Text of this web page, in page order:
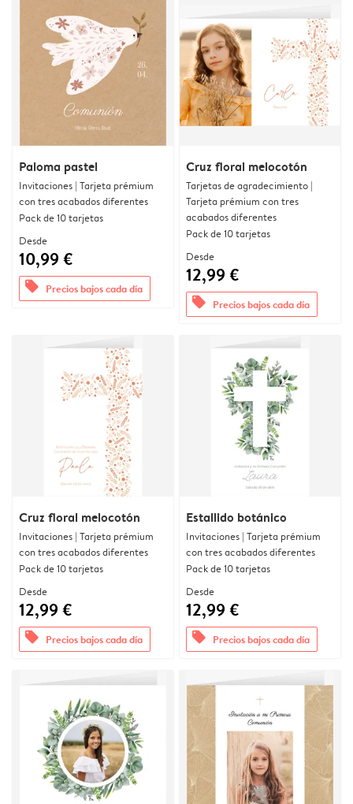
Paloma pastel
Invitaciones | Tarjeta prémium
con tres acabados diferentes
Pack de 10 tarjetas
Desde
10,99 €
offers Precios bajos cada día
Cruz floral melocotón
Tarjetas de agradecimiento |
Tarjeta prémium con tres
acabados diferentes
Pack de 10 tarjetas
Desde
12,99 €
offers Precios bajos cada día
Cruz floral melocotón
Invitaciones | Tarjeta prémium
con tres acabados diferentes
Pack de 10 tarjetas
Desde
12,99 €
offers Precios bajos cada día
Estallido botánico
Invitaciones | Tarjeta prémium
con tres acabados diferentes
Pack de 10 tarjetas
Desde
12,99 €
offers Precios bajos cada día